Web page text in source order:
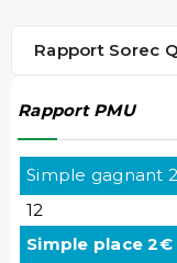
Rapport Sorec
Rapport PMU
Simple gagnant
12
Simple place 2€